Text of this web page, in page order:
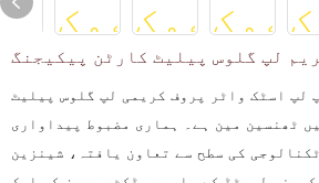
لپ گلوس پیلیٹ کارٹن پیکیجنگ
لپ اسٹک واٹر پروف کریمی لپ گلوس پیلیٹ
ٹھنسین مین ہے۔ ہماری مضبوط پیداواری
کی سطح سے تعاون یافتہ، شینزین